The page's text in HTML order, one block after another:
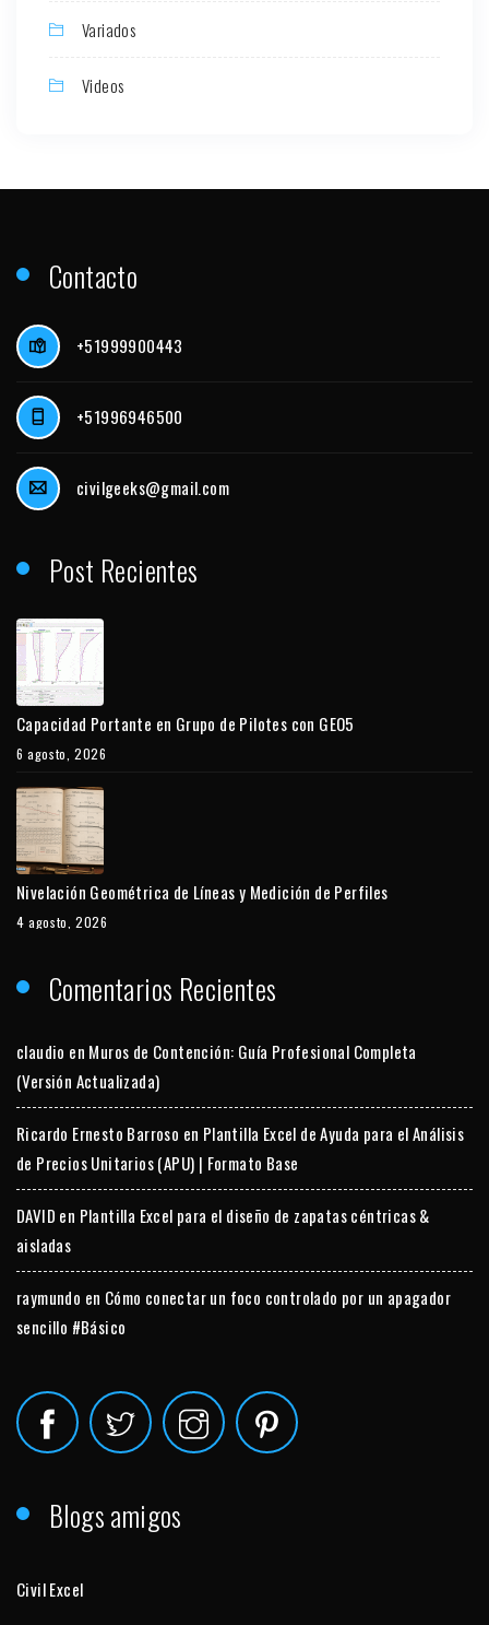
Variados
Videos
Contacto
+51999900443
+51996946500
civilgeeks@gmail.com
Post Recientes
Capacidad Portante en Grupo de Pilotes con GEO5
6 agosto, 2026
Nivelación Geométrica de Líneas y Medición de Perfiles
4 agosto, 2026
Comentarios Recientes
claudio en Muros de Contención: Guía Profesional Completa
(Versión Actualizada)
Ricardo Ernesto Barroso en Plantilla Excel de Ayuda para el Análisis
de Precios Unitarios (APU) | Formato Base
DAVID en Plantilla Excel para el diseño de zapatas céntricas &
aisladas
raymundo en Cómo conectar un foco controlado por un apagador
sencillo #Básico
Blogs amigos
Civil Excel